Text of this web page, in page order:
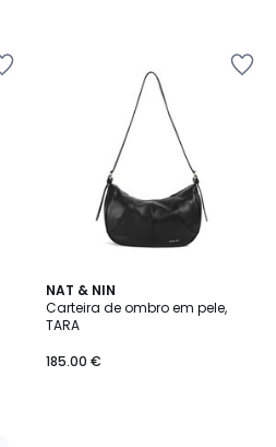
NAT & NIN
Carteira de ombro em pele,
TARA
185.00 €